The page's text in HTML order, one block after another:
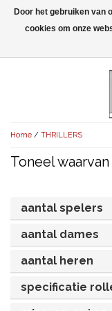
Menu
AVONDVULLEND
KORT (-30')
UITGELICHT!
AVONDVULLEND
OVERIG (30'-75')
UITGELICHT!
AVONDVULLEND
KORT (-30')
OVERIG (30'-75')
UITGELICHT!
KORT (-30')
OVERIG (30'-75')
JUBILEUMSTUK
KOSTUUMSTUK
MUSICAL
OVERIG
KERSTTONEEL
RECHTEN
Home / THRILLERS
Toneel
aantal spelers
aantal dames
aantal heren
specificatie
Door het gebruiken van
cookies om onze